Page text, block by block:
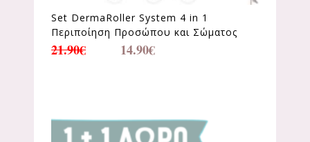
Set DermaRoller System 4 in 1
Περιποίηση Προσώπου και Σώματος
21.90€ 14.90€